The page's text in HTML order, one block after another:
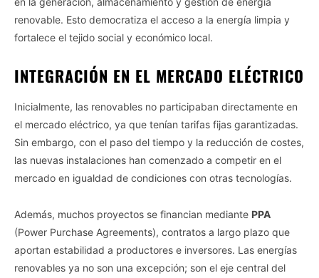
renovable. Esto democratiza el acceso a la energía limpia y
fortalece el tejido social y económico local.
INTEGRACIÓN EN EL MERCADO ELÉCTRICO
Inicialmente, las renovables no participaban directamente en
el mercado eléctrico, ya que tenían tarifas fijas garantizadas.
Sin embargo, con el paso del tiempo y la reducción de costes,
las nuevas instalaciones han comenzado a competir en el
mercado en igualdad de condiciones con otras tecnologías.
Además, muchos proyectos se financian mediante PPA
(Power Purchase Agreements), contratos a largo plazo que
aportan estabilidad a productores e inversores. Las energías
renovables ya no son una excepción; son el eje central del